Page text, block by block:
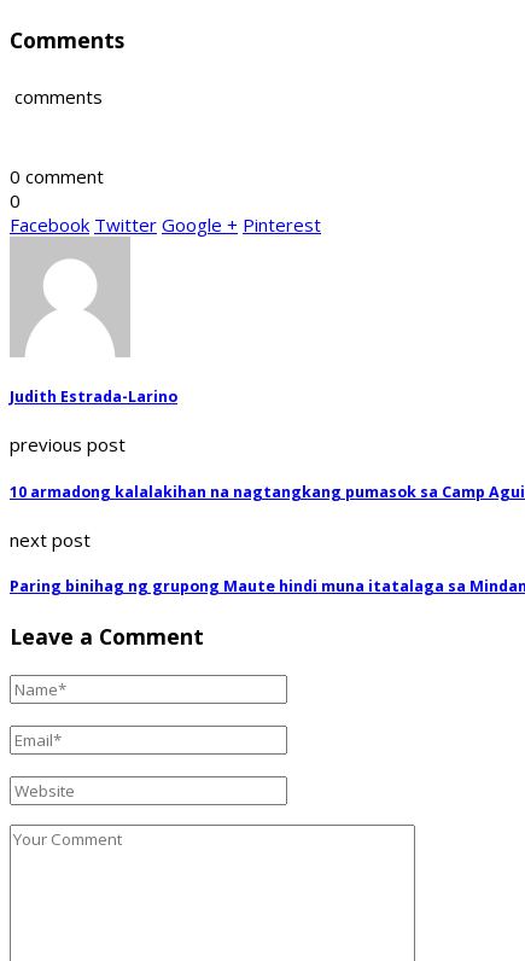
Comments
comments
0 comment
0
Facebook Twitter Google + Pinterest
Judith Estrada-Larino
previous post
10 armadong kalalakihan na nagtangkang pumasok sa Camp
next post
Paring binihag ng grupong Maute hindi muna itatalaga sa
Leave a Comment